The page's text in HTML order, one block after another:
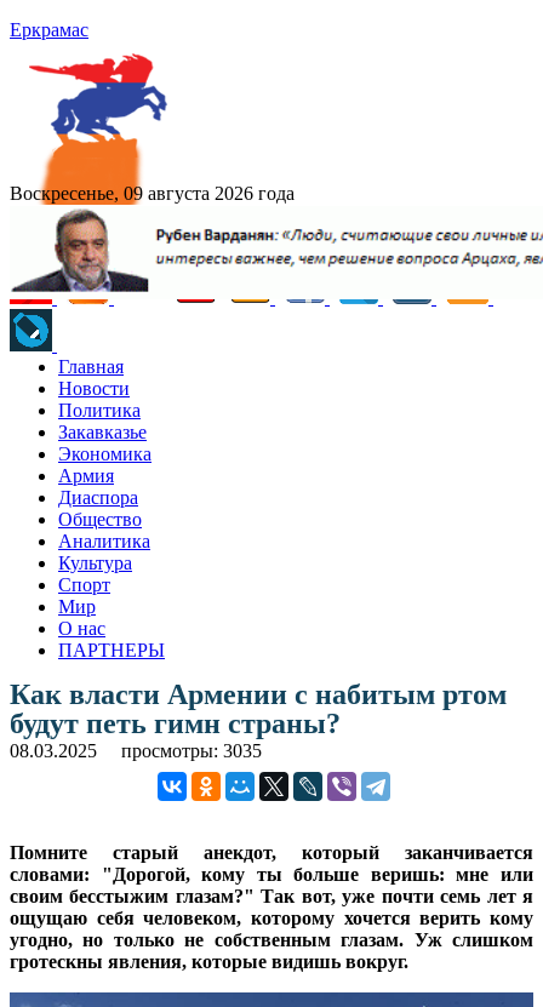
Еркрамас
Воскресенье, 09 августа 2026 года
Главная
Новости
Политика
Закавказье
Экономика
Армия
Диаспора
Общество
Аналитика
Культура
Спорт
Мир
О нас
ПАРТНЕРЫ
Как власти Армении с набитым ртом
будут петь гимн страны?
08.03.2025 просмотры: 3035
Помните старый анекдот, который заканчивается
словами: "Дорогой, кому ты больше веришь: мне или
своим бесстыжим глазам?" Так вот, уже почти семь лет я
ощущаю себя человеком, которому хочется верить кому
угодно, но только не собственным глазам. Уж слишком
гротескны явления, которые видишь вокруг.